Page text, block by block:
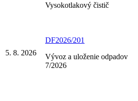
Vysokotlakový čistič
5. 8. 2026
DF2026/201
Vývoz a uloženie odpadov
7/2026